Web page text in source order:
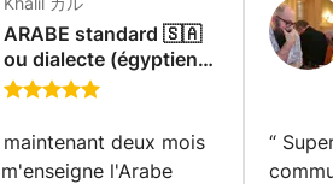
ARABE standard 🇸🇦
ou dialecte (égyptien,
tunisien, marocain...)
avec un locuteur natif
(Nagoya)
deux mois
l'Arabe
“